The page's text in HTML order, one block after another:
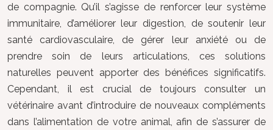
de compagnie. Qu’il s’agisse de renforcer leur système
immunitaire, d’améliorer leur digestion, de soutenir leur
santé cardiovasculaire, de gérer leur anxiété ou de
prendre soin de leurs articulations, ces solutions
naturelles peuvent apporter des bénéfices significatifs.
Cependant, il est crucial de toujours consulter un
vétérinaire avant d’introduire de nouveaux compléments
dans l’alimentation de votre animal, afin de s’assurer de